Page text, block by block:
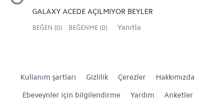
GALAXY ACEDE AÇILMIYOR BEYLER
BEĞEN (0) BEĞENME (0) Yanıtla
Kullanım şartları Gizlilik Çerezler
Hakkımızda
Ebeveynler için bilgilendirme
Yardım Anketler